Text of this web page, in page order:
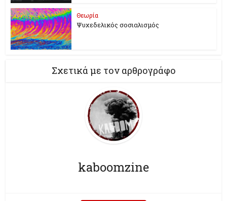
Θεωρία
Ψυχεδελικός σοσιαλισμός
Σχετικά με τον αρθρογράφο
kaboomzine